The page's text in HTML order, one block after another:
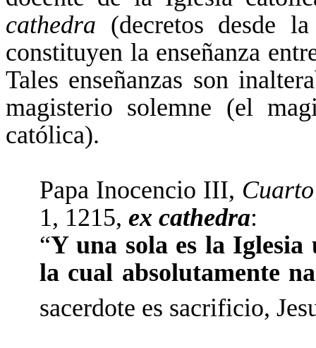
cathedra (decretos desde
constituyen la enseñanza
Tales enseñanzas son
magisterio solemne (el
católica).
Papa Inocencio III,
1, 1215, ex cathedra:
“Y una sola es la Iglesia
la cual absolutamente
sacerdote es sacrificio,